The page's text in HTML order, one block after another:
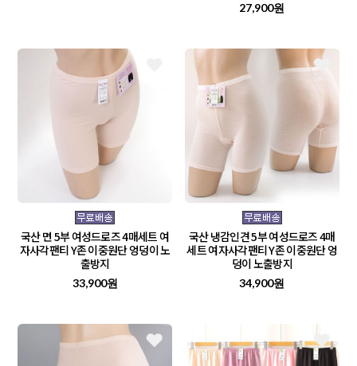
27,900원
국산 면 5부 여성드로즈 4매세트 여
자사각팬티 Y존 이중원단 엉덩이 노
출방지
33,900원
국산 냉감인견 5부 여성드로즈 4매
세트 여자사각팬티 Y존 이중원단 엉
덩이 노출방지
34,900원